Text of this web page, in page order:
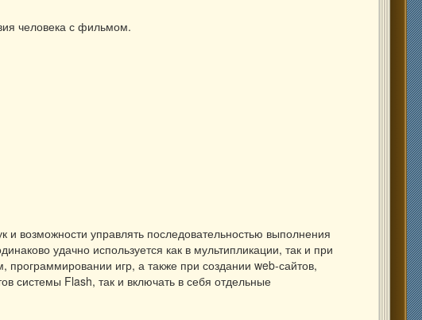
человека с фильмом.
возможности управлять последовательностью выполнения
удачно используется как в мультипликации, так и при
игр, а также при создании web-сайтов,
системы Flash, так и включать в себя отдельные